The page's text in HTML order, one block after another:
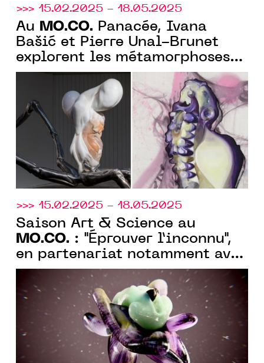
>>> 15.02.2025 - 18.05.2025
Au MO.CO. Panacée, Ivana
Bašić et Pierre Unal-Brunet
explorent les métamorphoses
et les mutations
>>> 15.02.2025 - 18.05.2025
Saison Art & Science au
MO.CO. : "Éprouver l’inconnu",
en partenariat notamment avec
l’Université de Montpellier et
le CNRS